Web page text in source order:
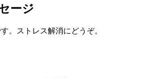
ージ
。ストレス解消にどうぞ。